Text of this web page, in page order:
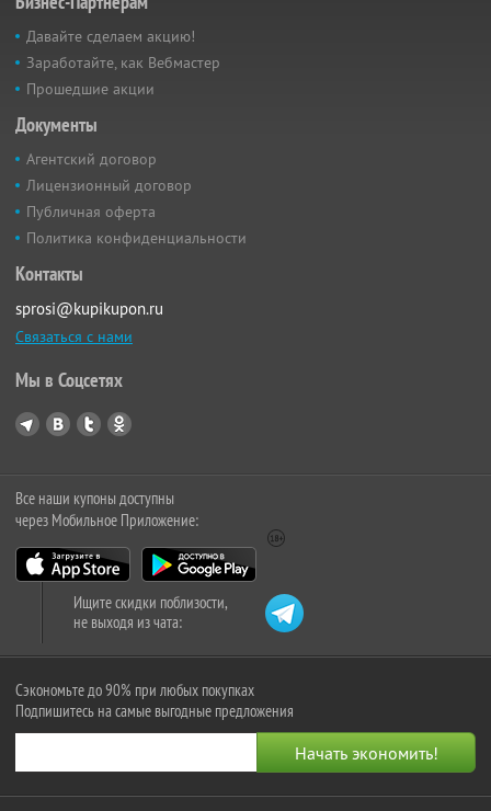
Давайте сделаем акцию!
Заработайте, как Вебмастер
Прошедшие акции
Документы
Агентский договор
Лицензионный договор
Публичная оферта
Политика конфиденциальности
Контакты
sprosi@kupikupon.ru
Связаться с нами
Мы в Соцсетях
Все наши купоны доступны
через Мобильное Приложение:
Ищите скидки поблизости,
не выходя из чата:
Сэкономьте до 90% при любых покупках
Подпишитесь на самые выгодные предложения